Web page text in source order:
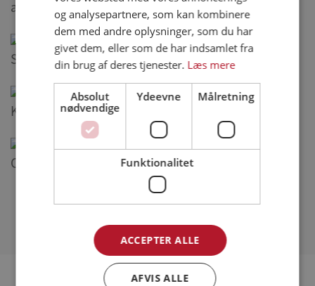
asparges, rucola og rosiner
Saftige kyllingelår med honningbagte rodfrugter
Kyllingelår med parmesan
Chicken couscous
og analysepartnere, som kan kombinere
dem med andre oplysninger, som du har
givet dem, eller som de har indsamlet fra
din brug af deres tjenester. Læs mere
Absolut
nødvendige
Ydeevne Målretning
Funktionalitet
ACCEPTER ALLE
AFVIS ALLE